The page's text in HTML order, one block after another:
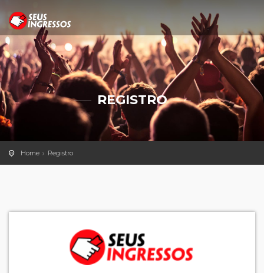
REGISTRO
Home Registro